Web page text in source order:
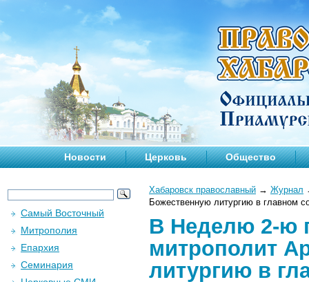
Новости Церковь Общество
Хабаровск православный → Журнал
Божественную литургию в главном
В Неделю 2-ю
митрополит
литургию в
Самый Восточный
Митрополия
Епархия
Семинария